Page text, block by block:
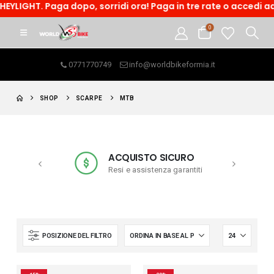
Paga dopo, sorridi ora! Paga in tre rate o accedi ad
0
0771770749 info@worldbikeformia.it
SHOP SCARPE MTB
ACQUISTO SICURO
Resi e assistenza garantiti
POSIZIONE DEL FILTRO